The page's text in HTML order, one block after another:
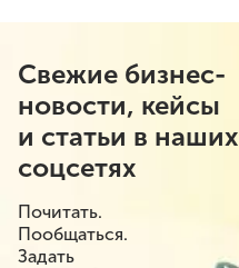
Свежие бизнес-
новости, кейсы
и статьи в наших
соцсетях
Почитать.
Пообщаться.
Задать